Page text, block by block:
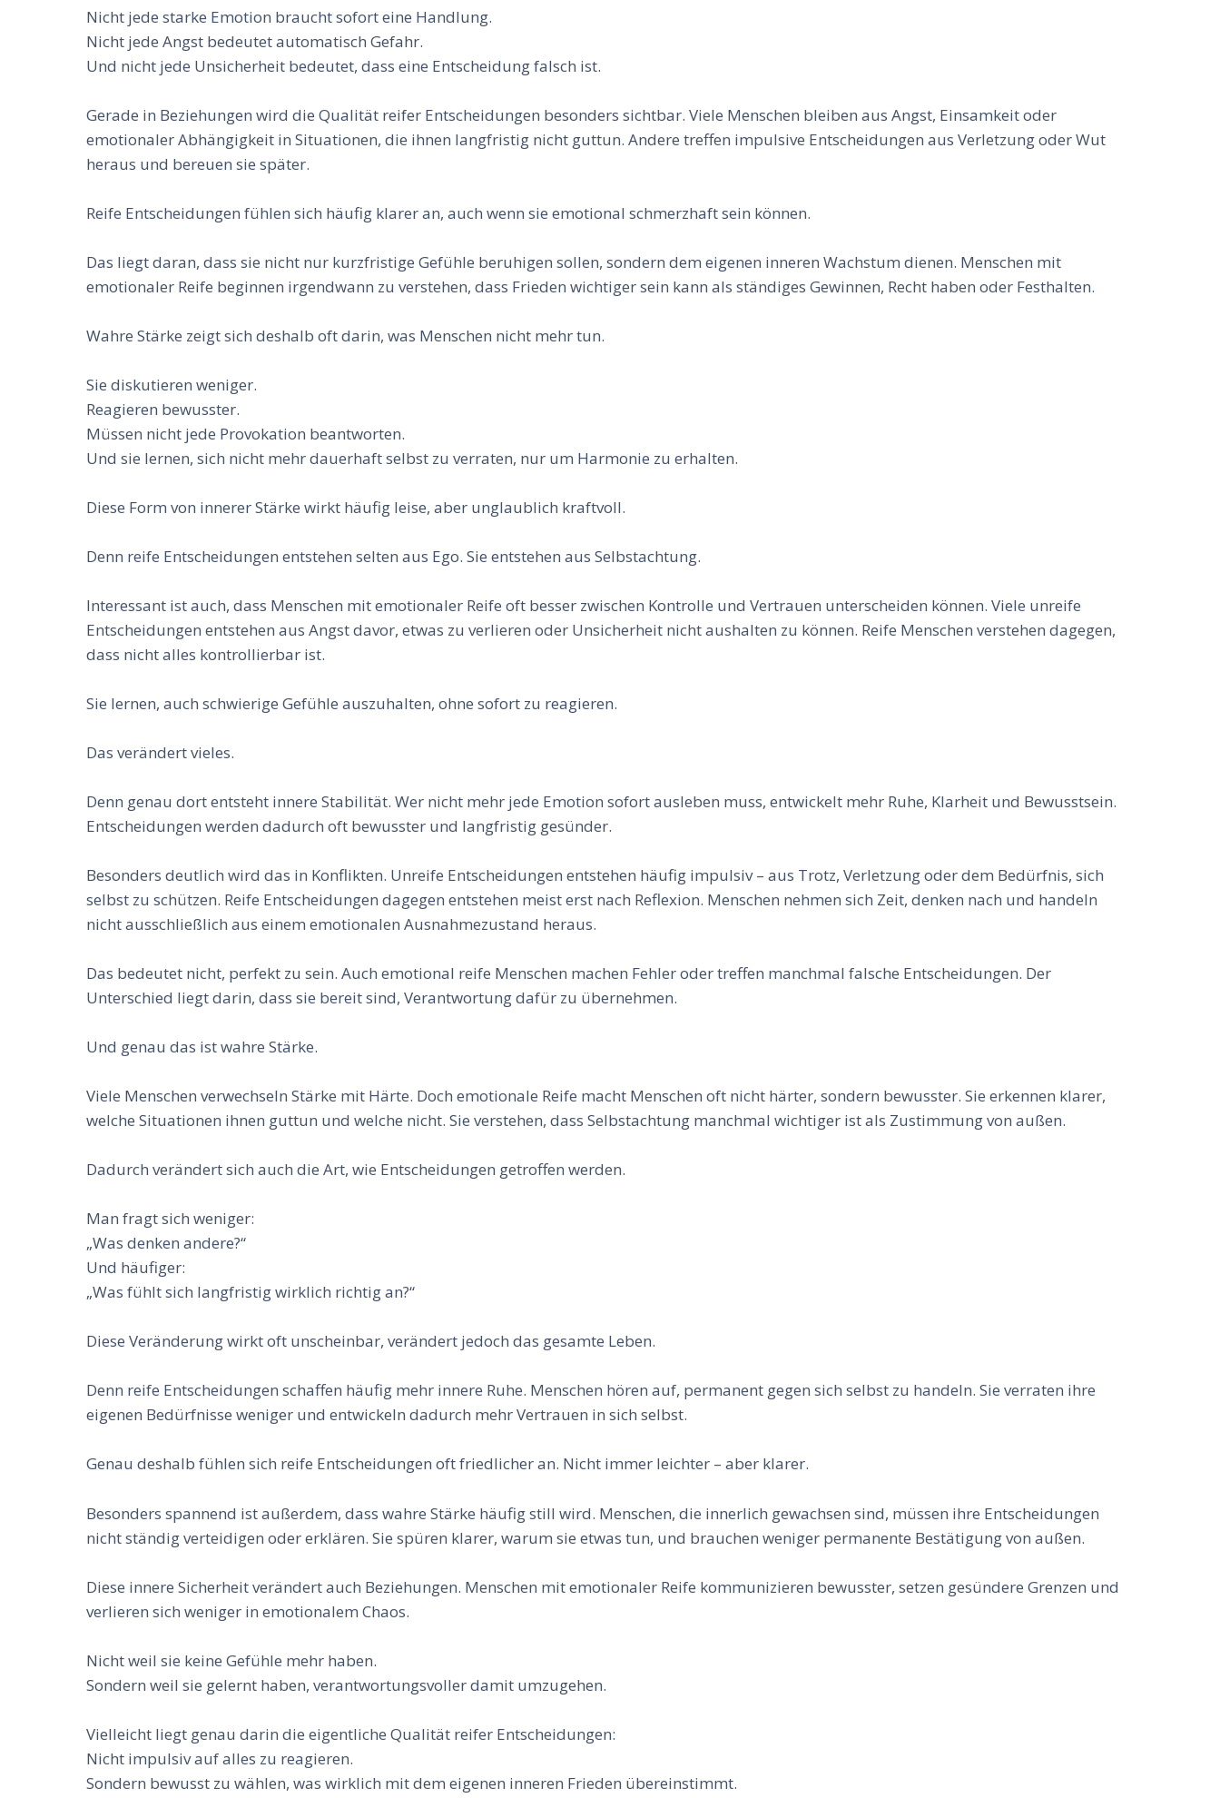
Nicht jede starke Emotion braucht sofort eine Handlung.
Nicht jede Angst bedeutet automatisch Gefahr.
Und nicht jede Unsicherheit bedeutet, dass eine Entscheidung falsch ist.
Gerade in Beziehungen wird die Qualität reifer Entscheidungen besonders sichtbar. Viele Menschen bleiben aus Angst, Einsamkeit oder
emotionaler Abhängigkeit in Situationen, die ihnen langfristig nicht guttun. Andere treffen impulsive Entscheidungen aus Verletzung oder Wut
heraus und bereuen sie später.
Reife Entscheidungen fühlen sich häufig klarer an, auch wenn sie emotional schmerzhaft sein können.
Das liegt daran, dass sie nicht nur kurzfristige Gefühle beruhigen sollen, sondern dem eigenen inneren Wachstum dienen. Menschen mit
emotionaler Reife beginnen irgendwann zu verstehen, dass Frieden wichtiger sein kann als ständiges Gewinnen, Recht haben oder Festhalten.
Wahre Stärke zeigt sich deshalb oft darin, was Menschen nicht mehr tun.
Sie diskutieren weniger.
Reagieren bewusster.
Müssen nicht jede Provokation beantworten.
Und sie lernen, sich nicht mehr dauerhaft selbst zu verraten, nur um Harmonie zu erhalten.
Diese Form von innerer Stärke wirkt häufig leise, aber unglaublich kraftvoll.
Denn reife Entscheidungen entstehen selten aus Ego. Sie entstehen aus Selbstachtung.
Interessant ist auch, dass Menschen mit emotionaler Reife oft besser zwischen Kontrolle und Vertrauen unterscheiden können. Viele unreife
Entscheidungen entstehen aus Angst davor, etwas zu verlieren oder Unsicherheit nicht aushalten zu können. Reife Menschen verstehen dagegen,
dass nicht alles kontrollierbar ist.
Sie lernen, auch schwierige Gefühle auszuhalten, ohne sofort zu reagieren.
Das verändert vieles.
Denn genau dort entsteht innere Stabilität. Wer nicht mehr jede Emotion sofort ausleben muss, entwickelt mehr Ruhe, Klarheit und Bewusstsein.
Entscheidungen werden dadurch oft bewusster und langfristig gesünder.
Besonders deutlich wird das in Konflikten. Unreife Entscheidungen entstehen häufig impulsiv – aus Trotz, Verletzung oder dem Bedürfnis, sich
selbst zu schützen. Reife Entscheidungen dagegen entstehen meist erst nach Reflexion. Menschen nehmen sich Zeit, denken nach und handeln
nicht ausschließlich aus einem emotionalen Ausnahmezustand heraus.
Das bedeutet nicht, perfekt zu sein. Auch emotional reife Menschen machen Fehler oder treffen manchmal falsche Entscheidungen. Der
Unterschied liegt darin, dass sie bereit sind, Verantwortung dafür zu übernehmen.
Und genau das ist wahre Stärke.
Viele Menschen verwechseln Stärke mit Härte. Doch emotionale Reife macht Menschen oft nicht härter, sondern bewusster. Sie erkennen klarer,
welche Situationen ihnen guttun und welche nicht. Sie verstehen, dass Selbstachtung manchmal wichtiger ist als Zustimmung von außen.
Dadurch verändert sich auch die Art, wie Entscheidungen getroffen werden.
Man fragt sich weniger:
„Was denken andere?“
Und häufiger:
„Was fühlt sich langfristig wirklich richtig an?“
Diese Veränderung wirkt oft unscheinbar, verändert jedoch das gesamte Leben.
Denn reife Entscheidungen schaffen häufig mehr innere Ruhe. Menschen hören auf, permanent gegen sich selbst zu handeln. Sie verraten ihre
eigenen Bedürfnisse weniger und entwickeln dadurch mehr Vertrauen in sich selbst.
Genau deshalb fühlen sich reife Entscheidungen oft friedlicher an. Nicht immer leichter – aber klarer.
Besonders spannend ist außerdem, dass wahre Stärke häufig still wird. Menschen, die innerlich gewachsen sind, müssen ihre Entscheidungen
nicht ständig verteidigen oder erklären. Sie spüren klarer, warum sie etwas tun, und brauchen weniger permanente Bestätigung von außen.
Diese innere Sicherheit verändert auch Beziehungen. Menschen mit emotionaler Reife kommunizieren bewusster, setzen gesündere Grenzen und
verlieren sich weniger in emotionalem Chaos.
Nicht weil sie keine Gefühle mehr haben.
Sondern weil sie gelernt haben, verantwortungsvoller damit umzugehen.
Vielleicht liegt genau darin die eigentliche Qualität reifer Entscheidungen:
Nicht impulsiv auf alles zu reagieren.
Sondern bewusst zu wählen, was wirklich mit dem eigenen inneren Frieden übereinstimmt.